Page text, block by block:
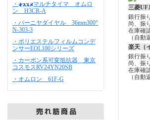
・
マルチタイマ オムロ
ン H3CR-A
・バーニヤダイヤル 36mm300°
N-303-3
・ポリエステルフィルムコンデ
ンサーEOL100シリーズ
・カーボン系可変抵抗器 東京
コスモスRV24YN20SB
・オムロン 61F-G
三菱
銀行振
尚、振
在庫確
（自
楽天（
銀行振
尚、振
在庫確
（自